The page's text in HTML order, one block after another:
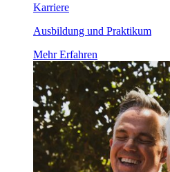
Karriere
Ausbildung und Praktikum
Mehr Erfahren